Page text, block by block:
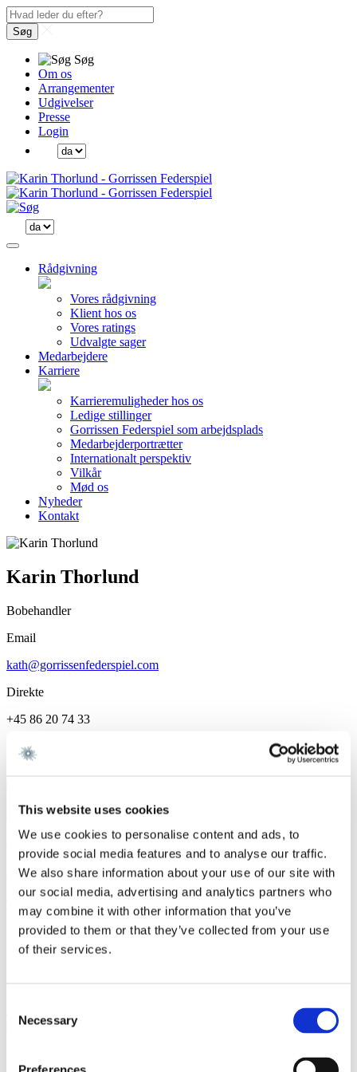
This website uses cookies
We use cookies to personalise content and ads, to
provide social media features and to analyse our traffic.
We also share information about your use of our site with
our social media, advertising and analytics partners who
may combine it with other information that you’ve
provided to them or that they’ve collected from your use
of their services.
Selection
Necessary
Søg
Søg
Om os
Arrangementer
Udgivelser
Presse
Login
Rådgivning
Vores rådgivning
Klient hos os
Vores ratings
Udvalgte sager
Medarbejdere
Karriere
Karrieremuligheder hos os
Ledige stillinger
Gorrissen Federspiel som arbejdsplads
Medarbejderportrætter
Internationalt perspektiv
Vilkår
Mød os
Nyheder
Kontakt
Karin Thorlund
Bobehandler
Email
kath@gorrissenfederspiel.com
Direkte
+45 86 20 74 33
Specialer
Vi er et førende dansk advokatfirma med
stærke internationale relationer.
Tilmeld dig nyheder og arrangementer
København
contact@gorrissenfederspiel.com